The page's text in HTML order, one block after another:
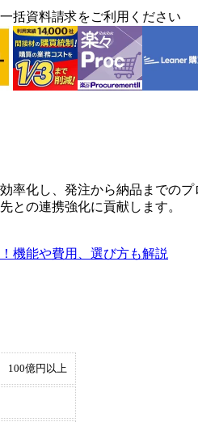
括資料請求をご利用ください
率化し、発注から納品までの
との連携強化に貢献します。
機能や費用、選び方も解説
100億円以上